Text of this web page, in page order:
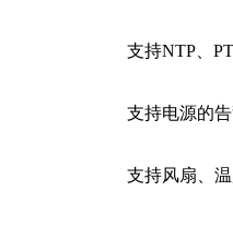
支持NTP、
支持电源的
支持风扇、